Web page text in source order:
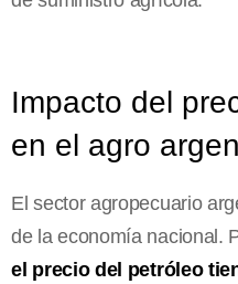
Impacto del
en el agro
El sector agropecuario
de la economía nacional.
el precio del petróleo